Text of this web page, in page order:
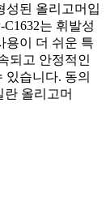
성된 올리고머입
는 휘발성
용이 더 쉬운 특
되고 안정적인
있습니다. 동의
란 올리고머